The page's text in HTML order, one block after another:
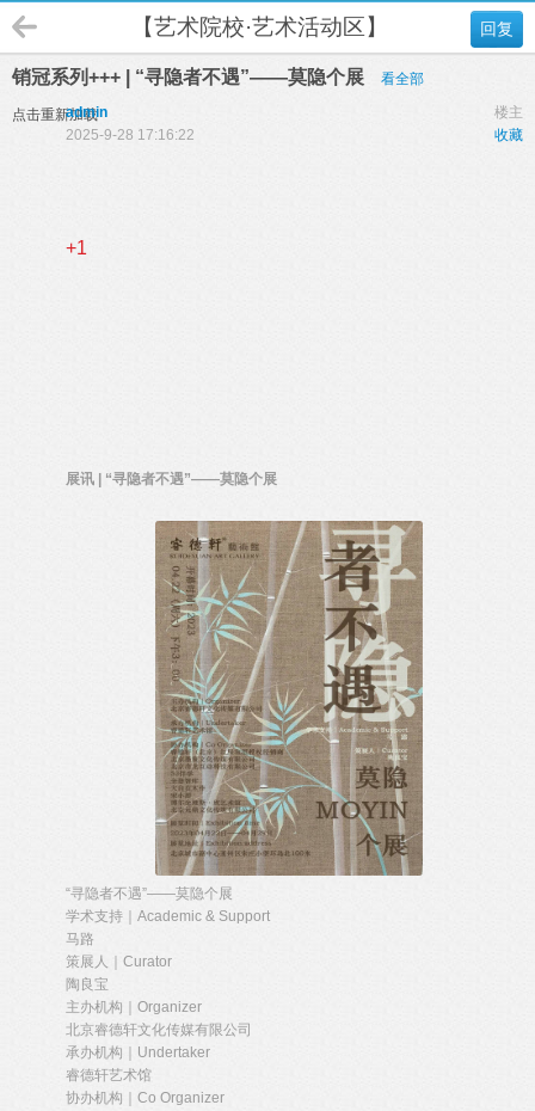
回复
【艺术院校·艺术活动区】
销冠系列+++ | “寻隐者不遇”——莫隐个展 看全部
点击重新加载 楼主
admin
收藏
2025-9-28 17:16:22
+1
展讯 | “寻隐者不遇”——莫隐个展
“寻隐者不遇”——莫隐个展
学术支持｜Academic & Support
马路
策展人｜Curator
陶良宝
主办机构｜Organizer
北京睿德轩文化传媒有限公司
承办机构｜Undertaker
睿德轩艺术馆
协办机构｜Co Organizer